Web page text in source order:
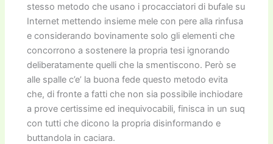
stesso metodo che usano i procacciatori di bufale su
Internet mettendo insieme mele con pere alla rinfusa
e considerando bovinamente solo gli elementi che
concorrono a sostenere la propria tesi ignorando
deliberatamente quelli che la smentiscono. Però se
alle spalle c’e’ la buona fede questo metodo evita
che, di fronte a fatti che non sia possibile inchiodare
a prove certissime ed inequivocabili, finisca in un suq
con tutti che dicono la propria disinformando e
buttandola in caciara.